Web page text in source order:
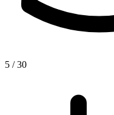
5 / 30